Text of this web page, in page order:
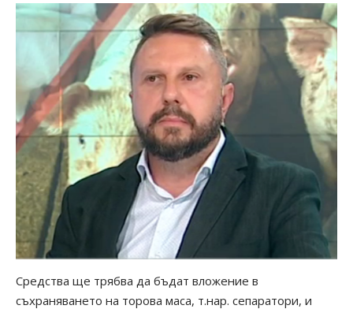
Средства ще трябва да бъдат вложение в
съхраняването на торова маса, т.нар. сепаратори, и